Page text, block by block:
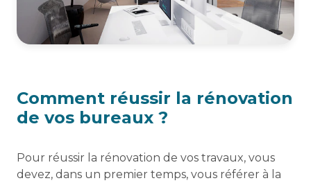
Comment réussir la rénovation
de vos bureaux ?
Pour réussir la rénovation de vos travaux, vous
devez, dans un premier temps, vous référer à la